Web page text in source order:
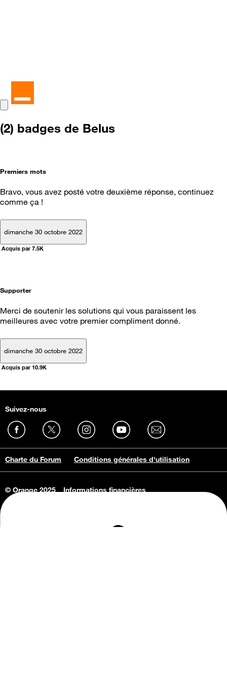
(2) badges de Belus
Premiers mots
Bravo, vous avez posté votre deuxième réponse, continuez
comme ça !
dimanche 30 octobre 2022
Acquis par 7.5K
Supporter
Merci de soutenir les solutions qui vous paraissent les
meilleures avec votre premier compliment donné.
dimanche 30 octobre 2022
Acquis par 10.9K
Suivez-nous
Charte du Forum Conditions générales d'utilisation
© Orange 2025
Informations financières